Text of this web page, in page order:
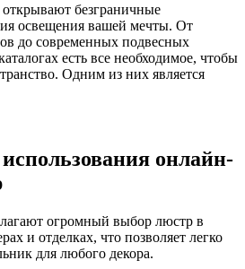
безграничные
освещения вашей мечты. От
до современных подвесных
есть все необходимое, чтобы
Одним из них является
онлайн-
огромный выбор люстр в
и отделках, что позволяет легко
для любого декора.